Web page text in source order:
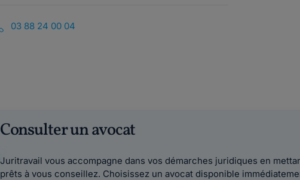
03 88 24 00 04
Consulter un avocat
Juritravail vous accompagne dans vos démarches juridiques en
prêts à vous conseillez. Choisissez un avocat disponible